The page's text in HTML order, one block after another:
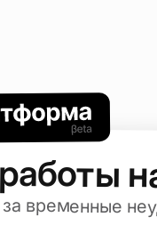
временные